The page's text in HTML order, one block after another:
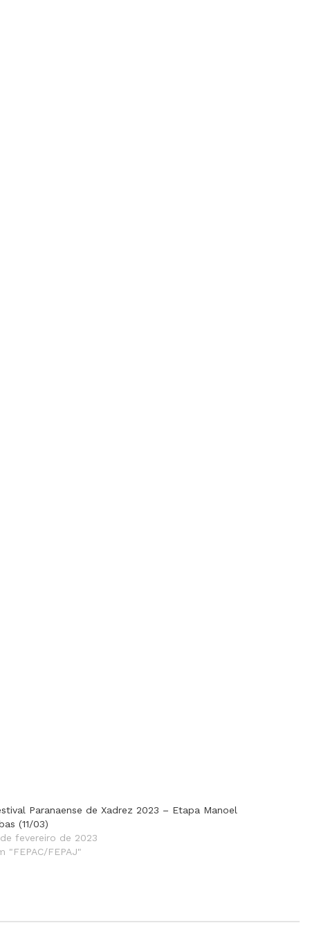
Paranaense de Xadrez 2023 – Etapa Manoel
(11/03)
fevereiro de 2023
"FEPAC/FEPAJ"